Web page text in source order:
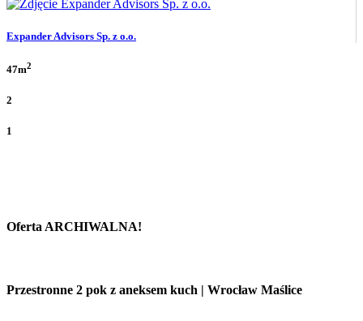
Expander Advisors Sp. z o.o.
47m2
2
1
Oferta ARCHIWALNA!
Przestronne 2 pok z aneksem kuch | Wrocław Maślice